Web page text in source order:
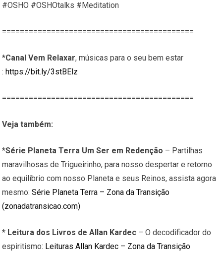
#OSHO #OSHOtalks #Meditation
===========================================
*Canal Vem Relaxar, músicas para o seu bem estar
: https://bit.ly/3stBElz
===========================================
Veja também:
*Série Planeta Terra Um Ser em Redenção – Partilhas
maravilhosas de Trigueirinho, para nosso despertar e retorno
ao equilíbrio com nosso Planeta e seus Reinos, assista agora
mesmo:Série Planeta Terra – Zona da Transição
(zonadatransicao.com)
* Leitura dos Livros de Allan Kardec – O decodificador do
espiritismo: Leituras Allan Kardec – Zona da Transição